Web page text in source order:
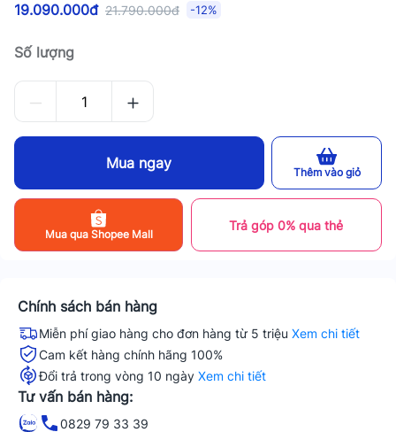
19.090.000đ 21.790.000đ -12%
Số lượng
Mua ngay Thêm vào giỏ
Mua qua Shopee Mall
Trả góp 0% qua thẻ
Chính sách bán hàng
Miễn phí giao hàng cho đơn hàng từ 5 triệu Xem chi tiết
Cam kết hàng chính hãng 100%
Đổi trả trong vòng 10 ngày Xem chi tiết
Tư vấn bán hàng:
0829 79 33 39